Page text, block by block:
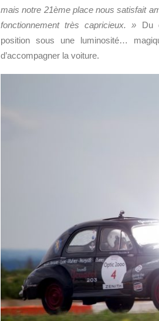
mais notre 21ème place nous satisfait
fonctionnement très capricieux. » Du
position sous une luminosité…
d’accompagner la voiture.